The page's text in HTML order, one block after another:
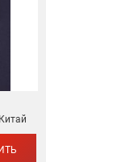
Китай